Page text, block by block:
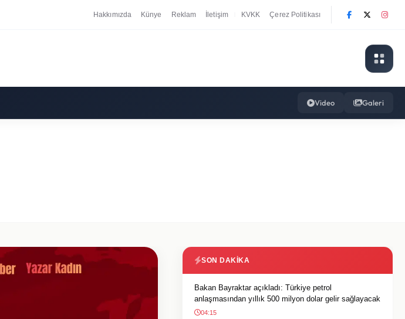
Hakkımızda Künye Reklam İletişim KVKK Çerez Politikası
Video Galeri
SON DAKIKA
Bakan Bayraktar açıkladı: Türkiye petrol
anlaşmasından yıllık 500 milyon dolar gelir sağlayacak
04:15